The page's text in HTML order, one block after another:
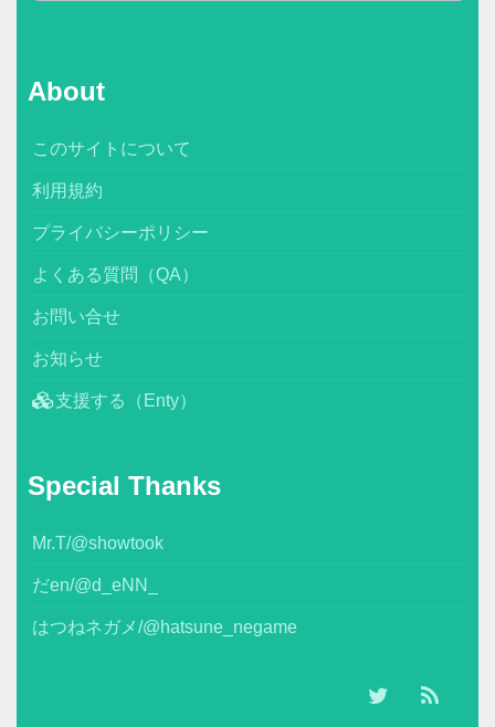
About
このサイトについて
利用規約
プライバシーポリシー
よくある質問（QA）
お問い合せ
お知らせ
支援する（Enty）
Special Thanks
Mr.T/@showtook
だen/@d_eNN_
はつねネガメ/@hatsune_negame